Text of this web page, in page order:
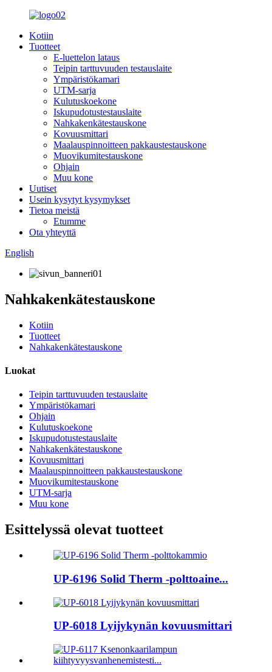
Kotiin
Tuotteet
E-luettelon lataus
Teipin tarttuvuuden testauslaite
Ympäristökamari
UTM-sarja
Kulutuskoekone
Iskupudotustestauslaite
Nahkakenkätestauskone
Kovuusmittari
Maalauspinnoitteen pakkaustestauskone
Muovikumitestauskone
Ohjain
Muu kone
Uutiset
Usein kysytyt kysymykset
Tietoa meistä
Etumme
Ota yhteyttä
English
Nahkakenkätestauskone
Kotiin
Tuotteet
Nahkakenkätestauskone
Luokat
Teipin tarttuvuuden testauslaite
Ympäristökamari
Ohjain
Kulutuskoekone
Iskupudotustestauslaite
Nahkakenkätestauskone
Kovuusmittari
Maalauspinnoitteen pakkaustestauskone
Muovikumitestauskone
UTM-sarja
Muu kone
Esittelyssä olevat tuotteet
UP-6196 Solid Therm -polttoaine...
UP-6018 Lyijykynän kovuusmittari